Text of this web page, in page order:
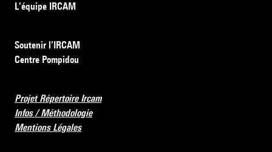
L’équipe IRCAM
Soutenir l’IRCAM
Centre Pompidou
Projet Répertoire Ircam
Infos / Méthodologie
Mentions Légales